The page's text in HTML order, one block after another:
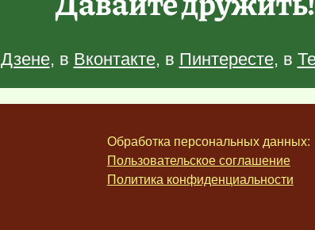
Дзене, в Вконтакте, в Пинтересте, в
Обработка персональных данных:
Пользовательское соглашение
Политика конфиденциальности